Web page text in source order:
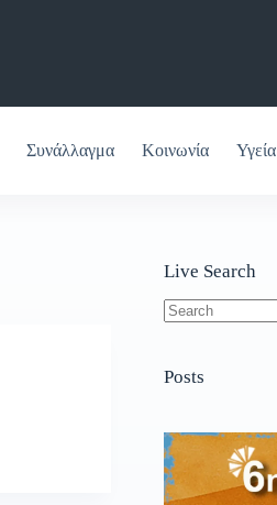
Συνάλλαγμα Κοινωνία Υγεία
Live Search
Posts